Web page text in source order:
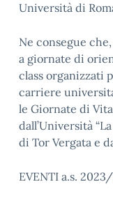
Università di
Ne consegue
a giornate di
class organizzati
carriere
le Giornate di
dall’Università
di Tor Vergata e
EVENTI a.s.